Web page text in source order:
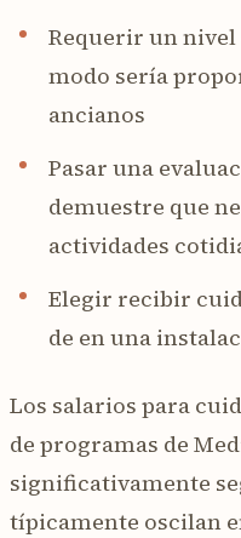
Requerir un nivel
modo sería
ancianos
Pasar una
demuestre que
actividades
Elegir recibir
de en una
Los salarios para
de programas de
significativamente
típicamente oscilan